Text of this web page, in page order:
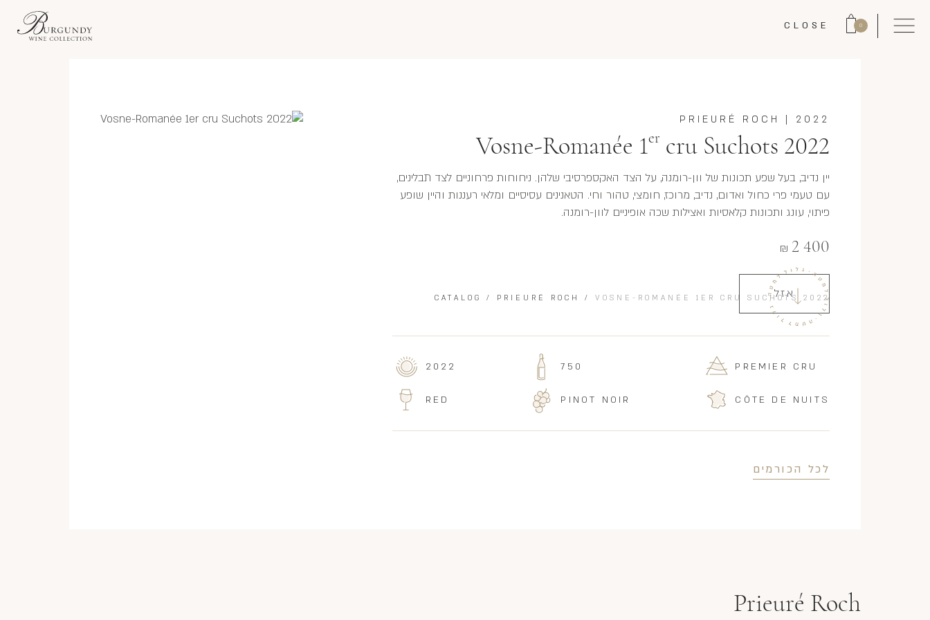
0
CLOSE
CATALOG / PRIEURÉ ROCH / VOSNE-ROMANÉE 1ER CRU SUCHOTS 2022
2022
|
PRIEURÉ ROCH
Vosne-Romanée 1er cru Suchots 2022
יין נדיב, בעל שפע תכונות של וון-רומנה, על הצד האקספרסיבי שלהן. ניחוחות פרחוניים לצד תבלינים,
עם טעמי פרי כחול ואדום, נדיב, מרוכז, חומצי, טהור וחי. הטאנינים עסיסיים ומלאי רעננות והיין שופע
פיתוי, עונג ותכונות קלאסיות ואצילות שכה אופיניים לוון-רומנה.
2 400
₪
אזל
2022
RED
750
PINOT NOIR
PREMIER CRU
CÔTE DE NUITS
לכל הכורמים
Prieuré Roch